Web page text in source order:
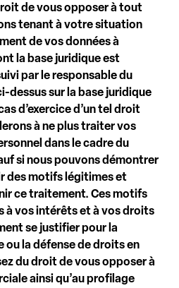
de vous opposer à tout
tenant à votre situation
de vos données à
la base juridique est
par le responsable du
sur la base juridique
d’exercice d’un tel droit
à ne plus traiter vos
dans le cadre du
si nous pouvons démontrer
des motifs légitimes et
ce traitement. Ces motifs
à vos intérêts et à vos droits
se justifier pour la
la défense de droits en
du droit de vous opposer à
ainsi qu’au profilage